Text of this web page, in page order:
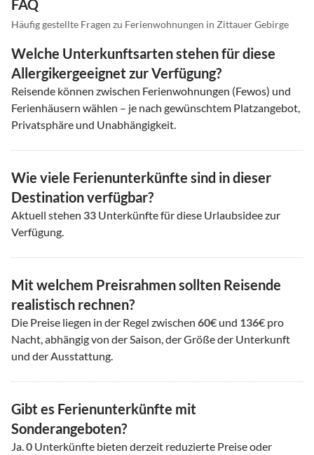
FAQ
Häufig gestellte Fragen zu Ferienwohnungen in Zittauer Gebirge
Welche Unterkunftsarten stehen für diese
Allergikergeeignet zur Verfügung?
Reisende können zwischen Ferienwohnungen (Fewos) und
Ferienhäusern wählen – je nach gewünschtem Platzangebot,
Privatsphäre und Unabhängigkeit.
Wie viele Ferienunterkünfte sind in dieser
Destination verfügbar?
Aktuell stehen 33 Unterkünfte für diese Urlaubsidee zur
Verfügung.
Mit welchem Preisrahmen sollten Reisende
realistisch rechnen?
Die Preise liegen in der Regel zwischen 60€ und 136€ pro
Nacht, abhängig von der Saison, der Größe der Unterkunft
und der Ausstattung.
Gibt es Ferienunterkünfte mit
Sonderangeboten?
Ja. 0 Unterkünfte bieten derzeit reduzierte Preise oder